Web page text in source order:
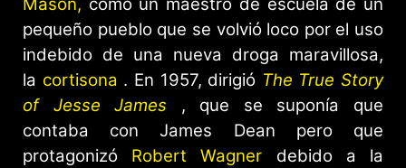
pequeño pueblo que se volvió loco por el uso
indebido de una nueva droga maravillosa,
la cortisona . En 1957, dirigió The True Story
of Jesse James , que se suponía que
contaba con James Dean pero que
protagonizó Robert Wagner debido a la